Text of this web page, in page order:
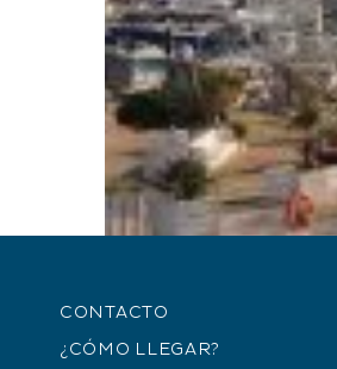
CONTACTO
¿CÓMO LLEGAR?